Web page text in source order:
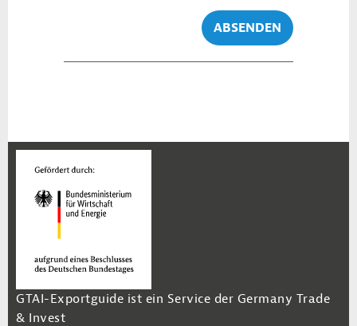
ABSENDEN
GTAI-Exportguide ist ein Service der Germany Trade
& Invest